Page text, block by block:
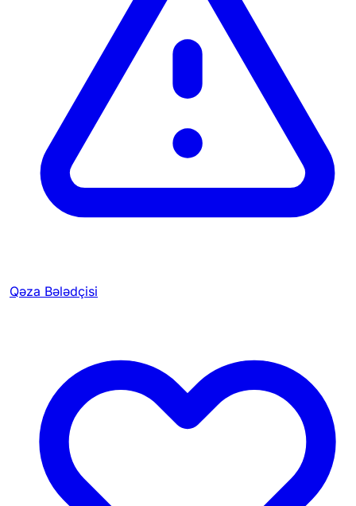
Qəza Bələdçisi